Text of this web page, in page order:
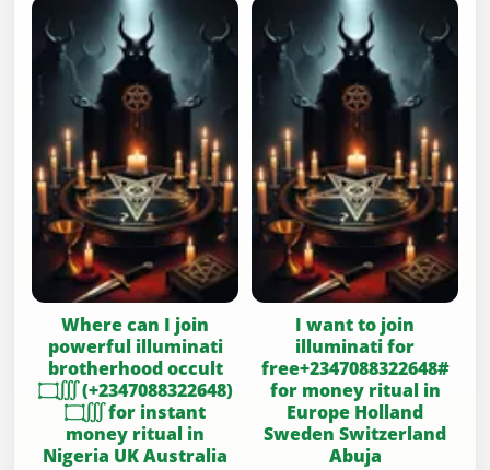
Where can I join
powerful illuminati
brotherhood occult
۝∭ (+2347088322648)
۝∭ for instant
money ritual in
Nigeria UK Australia
I want to join
illuminati for
free+2347088322648#
for money ritual in
Europe Holland
Sweden Switzerland
Abuja